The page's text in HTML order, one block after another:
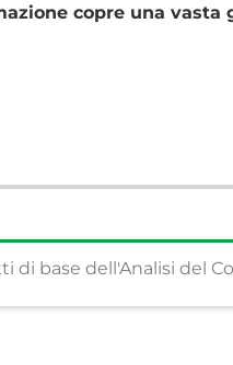
copre una
di base dell'Analisi del